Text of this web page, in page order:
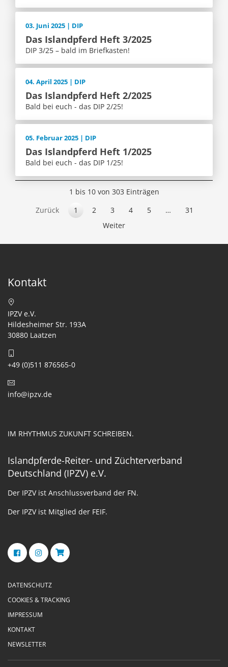
03. Juni 2025 | DIP
Das Islandpferd Heft 3/2025
DIP 3/25 – bald im Briefkasten!
04. April 2025 | DIP
Das Islandpferd Heft 2/2025
Bald bei euch - das DIP 2/25!
05. Februar 2025 | DIP
Das Islandpferd Heft 1/2025
Bald bei euch - das DIP 1/25!
1 bis 10 von 303 Einträgen
Zurück
1 2 3 4 5 …
31
Weiter
Kontakt
IPZV e.V.
Hildesheimer Str. 193A
30880 Laatzen
+49 (0)511 876565-0
info@ipzv.de
IM RHYTHMUS ZUKUNFT SCHREIBEN.
Islandpferde-Reiter- und Züchterverband
Deutschland (IPZV) e.V.
Der IPZV ist Anschlussverband der FN.
Der IPZV ist Mitglied der FEIF.
DATENSCHUTZ
COOKIES & TRACKING
IMPRESSUM
KONTAKT
NEWSLETTER